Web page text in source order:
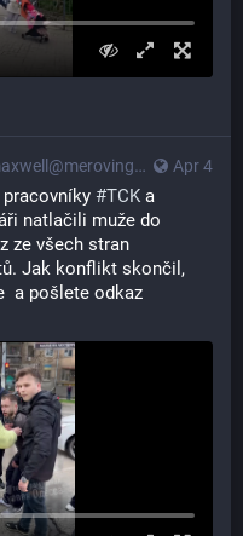
Apr 4
#TCK a
natlačili muže do
ze všech stran
Jak konflikt skončil,
a pošlete odkaz